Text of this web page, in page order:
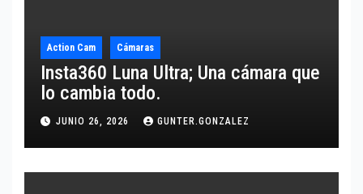
Action Cam Cámaras
Insta360 Luna Ultra; Una cámara que
lo cambia todo.
JUNIO 26, 2026 GUNTER.GONZALEZ